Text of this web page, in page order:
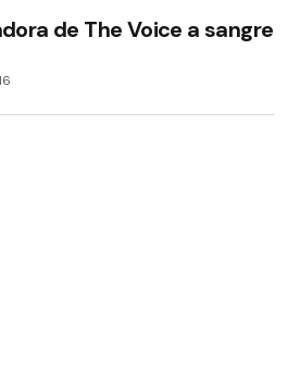
de The Voice a sangre